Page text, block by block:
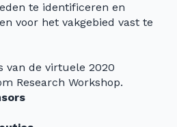
te identificeren en
voor het vakgebied vast te
van de virtuele 2020
Research Workshop.